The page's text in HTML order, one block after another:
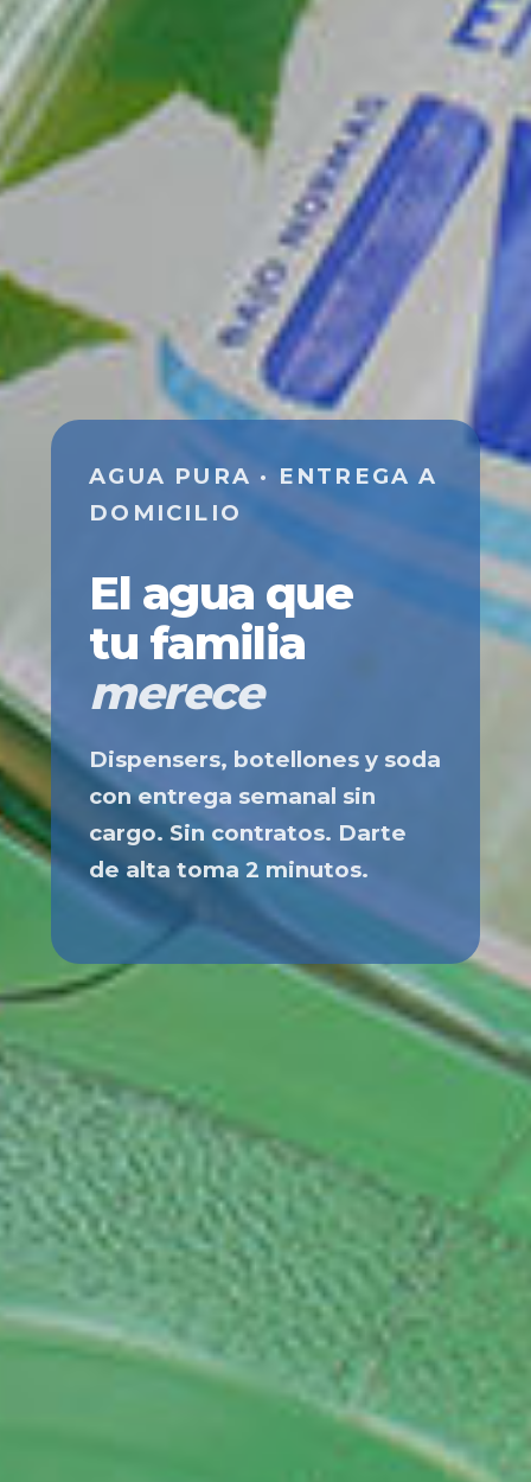
AGUA PURA · ENTREGA A
DOMICILIO
El agua que
tu familia
merece
Dispensers, botellones y soda
con entrega semanal sin
cargo. Sin contratos. Darte
de alta toma 2 minutos.